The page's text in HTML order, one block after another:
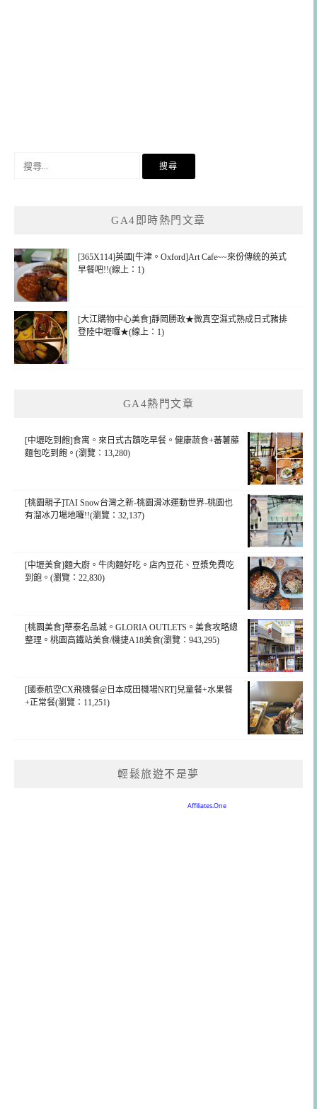
GA4即時熱門文章
[365X114]英國[牛津。Oxford]Art Cafe~~來份傳統的英式
早餐吧!!(線上：1)
[大江購物中心美食]靜岡勝政★微真空濕式熟成日式豬排
登陸中壢囉★(線上：1)
GA4熱門文章
[中壢吃到飽]食寓。來日式古蹟吃早餐。健康蔬食+蕃薯藤
麵包吃到飽。(瀏覽：13,280)
[桃園親子]TAI Snow台灣之新-桃園滑冰運動世界-桃園也
有溜冰刀場地囉!!(瀏覽：32,137)
[中壢美食]麵大廚。牛肉麵好吃。店內豆花、豆漿免費吃
到飽。(瀏覽：22,830)
[桃園美食]華泰名品城。GLORIA OUTLETS。美食攻略總
整理。桃園高鐵站美食/機捷A18美食(瀏覽：943,295)
[國泰航空CX飛機餐@日本成田機場NRT]兒童餐+水果餐
+正常餐(瀏覽：11,251)
輕鬆旅遊不是夢